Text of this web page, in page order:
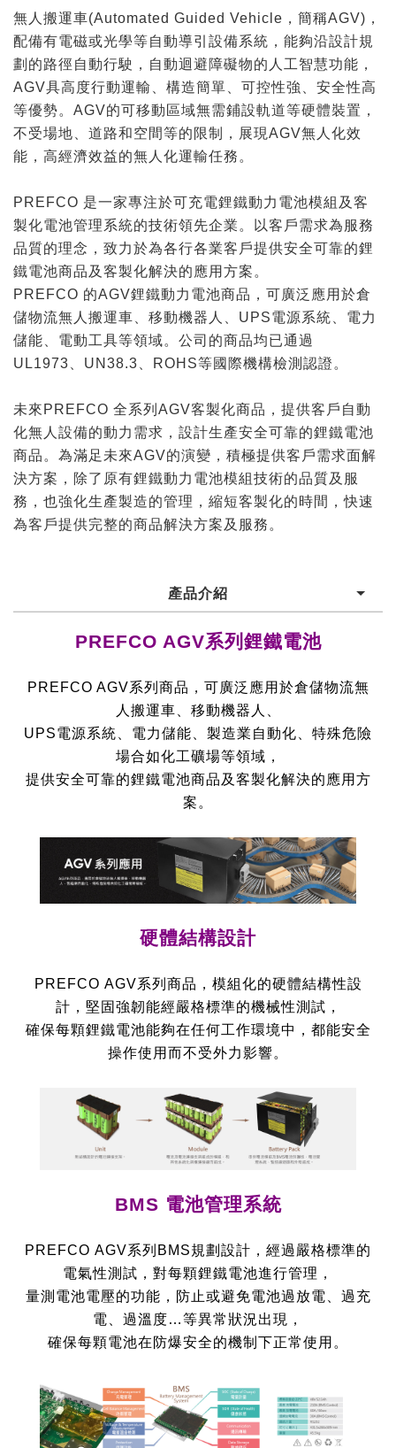
無人搬運車(Automated Guided Vehicle，簡稱AGV)，
配備有電磁或光學等自動導引設備系統，能夠沿設計規
劃的路徑自動行駛，自動迴避障礙物的人工智慧功能，
AGV具高度行動運輸、構造簡單、可控性強、安全性高
等優勢。AGV的可移動區域無需鋪設軌道等硬體裝置，
不受場地、道路和空間等的限制，展現AGV無人化效
能，高經濟效益的無人化運輸任務。
PREFCO 是一家專注於可充電鋰鐵動力電池模組及客
製化電池管理系統的技術領先企業。以客戶需求為服務
品質的理念，致力於為各行各業客戶提供安全可靠的鋰
鐵電池商品及客製化解決的應用方案。
PREFCO 的AGV鋰鐵動力電池商品，可廣泛應用於倉
儲物流無人搬運車、移動機器人、UPS電源系統、電力
儲能、電動工具等領域。公司的商品均已通過
UL1973、UN38.3、ROHS等國際機構檢測認證。
未來PREFCO 全系列AGV客製化商品，提供客戶自動
化無人設備的動力需求，設計生產安全可靠的鋰鐵電池
商品。為滿足未來AGV的演變，積極提供客戶需求面解
決方案，除了原有鋰鐵動力電池模組技術的品質及服
務，也強化生產製造的管理，縮短客製化的時間，快速
為客戶提供完整的商品解決方案及服務。
產品介紹
PREFCO AGV系列鋰鐵電池
PREFCO AGV系列商品，可廣泛應用於倉儲物流無
人搬運車、移動機器人、
UPS電源系統、電力儲能、製造業自動化、特殊危險
場合如化工礦場等領域，
提供安全可靠的鋰鐵電池商品及客製化解決的應用方
案。
硬體結構設計
PREFCO AGV系列商品，模組化的硬體結構性設
計，堅固強韌能經嚴格標準的機械性測試，
確保每顆鋰鐵電池能夠在任何工作環境中，都能安全
操作使用而不受外力影響。
BMS 電池管理系統
PREFCO AGV系列BMS規劃設計，經過嚴格標準的
電氣性測試，對每顆鋰鐵電池進行管理，
量測電池電壓的功能，防止或避免電池過放電、過充
電、過溫度…等異常狀況出現，
確保每顆電池在防爆安全的機制下正常使用。